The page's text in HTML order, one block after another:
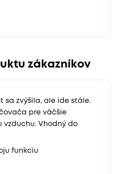
zákazníkov
sa zvýšila, ale ide stále.
pre väčšie
vzduchu. Vhodný do
funkciu